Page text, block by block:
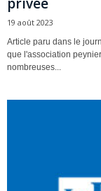
19 août 2023
Article paru dans le
que l'association
nombreuses...